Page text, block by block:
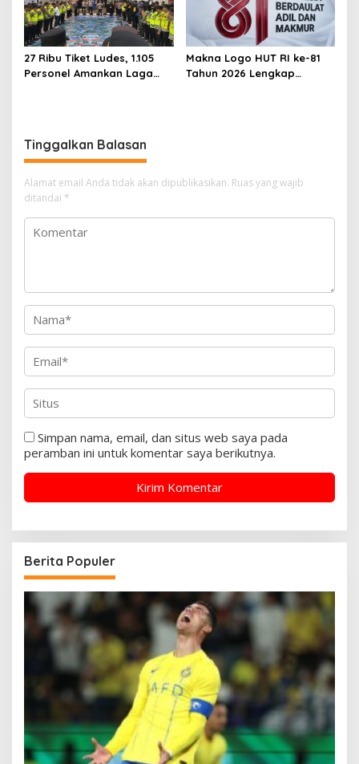
27 Ribu Tiket Ludes, 1.105
Personel Amankan Laga
Makna Logo HUT RI ke-81
Tahun 2026 Lengkap
Tinggalkan Balasan
Alamat email Anda tidak akan dipublikasikan. Ruas yang wajib
ditandai *
Simpan nama, email, dan situs web saya pada
peramban ini untuk komentar saya berikutnya.
Berita Populer